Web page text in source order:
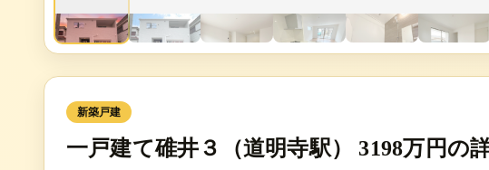
新築戸建
一戸建て碓井３（道明寺駅） 3198万円の